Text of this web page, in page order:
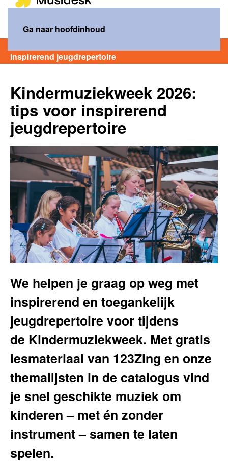
Ga naar hoofdinhoud
inspirerend jeugdrepertoire
Kindermuziekweek 2026:
tips voor inspirerend
jeugdrepertoire
We helpen je graag op weg met
inspirerend en toegankelijk
jeugdrepertoire voor tijdens
de Kindermuziekweek. Met gratis
lesmateriaal van 123Zing en onze
themalijsten in de catalogus vind
je snel geschikte muziek om
kinderen – met én zonder
instrument – samen te laten
spelen.